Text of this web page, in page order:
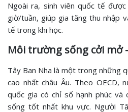
Ngoài ra, sinh viên quốc tế
giờ/tuần, giúp gia tăng thu nhập
tế trong khi học.
Môi trường sống cởi mở
Tây Ban Nha là một trong những
cao nhất châu Âu. Theo OECD,
quốc gia có chỉ số hạnh phúc và
sống tốt nhất khu vực. Người